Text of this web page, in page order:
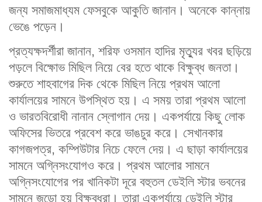
জন্য সমাজমাধ্যম ফেসবুকে আকুতি জানান। অনেকে কান্নায়
ভেঙে পড়েন।
প্রত্যক্ষদর্শীরা জানান, শরিফ ওসমান হাদির মৃত্যুর খবর ছড়িয়ে
পড়লে বিক্ষোভ মিছিল নিয়ে বের হতে থাকে বিক্ষুব্ধ জনতা।
শুরুতে শাহবাগের দিক থেকে মিছিল নিয়ে প্রথম আলো
কার্যালয়ের সামনে উপস্থিত হয়। এ সময় তারা প্রথম আলো
ও ভারতবিরোধী নানান স্লোগান দেয়। একপর্যায়ে কিছু লোক
অফিসের ভিতরে প্রবেশ করে ভাঙচুর করে। সেখানকার
কাগজপত্র, কম্পিউটার নিচে ফেলে দেয়। এ ছাড়া কার্যালয়ের
সামনে অগ্নিসংযোগও করে। প্রথম আলোর সামনে
অগ্নিসংযোগের পর খানিকটা দূরে বহুতল ডেইলি স্টার ভবনের
সামনে জড়ো হয় বিক্ষুব্ধরা। তারা একপর্যায়ে ডেইলি স্টার